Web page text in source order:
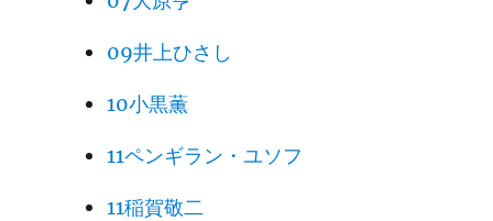
09井上ひさし
10小黒薫
11ペンギラン・ユソフ
11稲賀敬二